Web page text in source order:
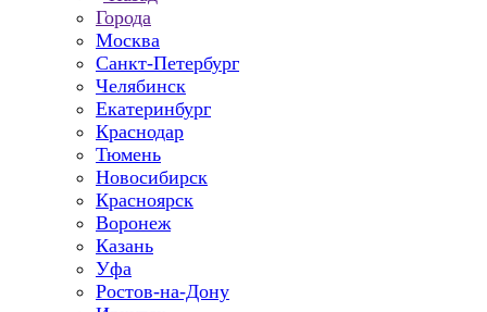
Города
Москва
Санкт-Петербург
Челябинск
Екатеринбург
Краснодар
Тюмень
Новосибирск
Красноярск
Воронеж
Казань
Уфа
Ростов-на-Дону